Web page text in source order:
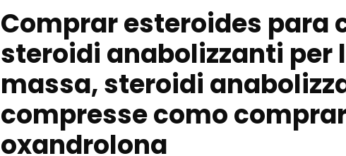
Comprar esteroides para
steroidi anabolizzanti per
massa, steroidi
compresse como
oxandrolona